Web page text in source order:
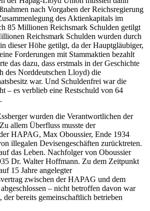
nach Vorgaben der Reichsregierung
des Aktienkapitals im
85 Millionen Reichsmark Schulden getilgt
Reichsmark Schulden wurden durch
dieser Höhe getilgt, da der Hauptgläubiger,
Forderungen mit Stammaktien bezahlt
das dazu, dass erstmals in der Geschichte
des Norddeutschen Lloyd) die
war. Und Schuldenfrei war die
– es verblieb eine Restschuld von 64
wurden die Verantwortlichen der
allem Überfluss musste der
HAPAG, Max Oboussier, Ende 1934
illegalen Devisengeschäften zurücktreten.
das Leben. Nachfolger von Oboussier
Dr. Walter Hoffmann. Zu dem Zeitpunkt
15 Jahre angelegter
zwischen der HAPAG und dem
– nicht betroffen davon war
bereits gemeinschaftlich betrieben